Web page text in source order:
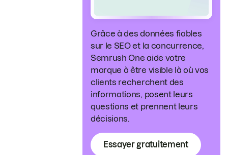
Grâce à des données fiables
sur le SEO et la concurrence,
Semrush One aide votre
marque à être visible là où vos
clients recherchent des
informations, posent leurs
questions et prennent leurs
décisions.
Essayer gratuitement